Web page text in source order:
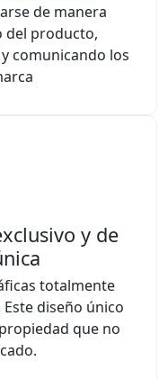
de manera
del producto,
comunicando los
y de
totalmente
diseño único
que no